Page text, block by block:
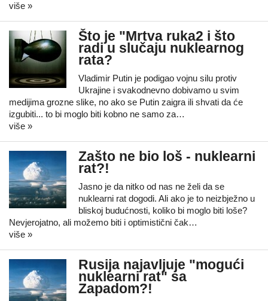
više »
Što je "Mrtva ruka2 i što
radi u slučaju nuklearnog
rata?
Vladimir Putin je podigao vojnu silu protiv
Ukrajine i svakodnevno dobivamo u svim
medijima grozne slike, no ako se Putin zaigra ili shvati da će
izgubiti... to bi moglo biti kobno ne samo za…
više »
Zašto ne bio loš - nuklearni
rat?!
Jasno je da nitko od nas ne želi da se
nuklearni rat dogodi. Ali ako je to neizbježno u
bliskoj budućnosti, koliko bi moglo biti loše?
Nevjerojatno, ali možemo biti i optimistični čak…
više »
Rusija najavljuje "mogući
nuklearni rat" sa
Zapadom?!